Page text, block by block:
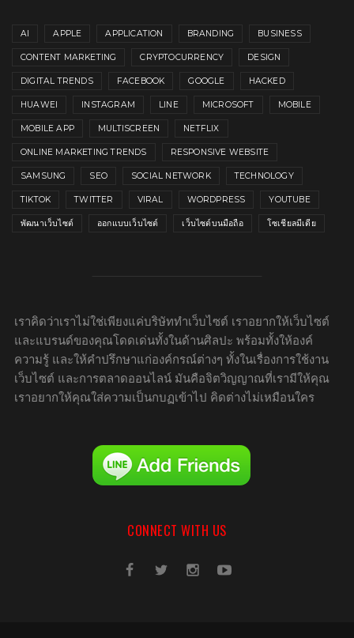
AI APPLE APPLICATION BRANDING BUSINESS
CONTENT MARKETING CRYPTOCURRENCY DESIGN
DIGITAL TRENDS FACEBOOK GOOGLE HACKED
HUAWEI INSTAGRAM LINE MICROSOFT MOBILE
MOBILE APP MULTISCREEN NETFLIX
ONLINE MARKETING TRENDS RESPONSIVE WEBSITE
SAMSUNG SEO SOCIAL NETWORK TECHNOLOGY
TIKTOK TWITTER VIRAL WORDPRESS YOUTUBE
พัฒนาเว็บไซต์ ออกแบบเว็บไซต์ เว็บไซต์บนมือถือ โซเชียลมีเดีย
เราคิดว่าเราไม่ใช่เพียงแค่บริษัททำเว็บไซต์ เราอยากให้เว็บไซต์
และแบรนด์ของคุณโดดเด่นทั้งในด้านศิลปะ พร้อมทั้งให้องค์
ความรู้ และให้คำปรึกษาแก่องค์กรณ์ต่างๆ ทั้งในเรื่องการใช้งาน
เว็บไซต์ และการตลาดออนไลน์ มันคือจิตวิญญาณที่เรามีให้คุณ
เราอยากให้คุณใส่ความเป็นกบฏเข้าไป คิดต่างไม่เหมือนใคร
CONNECT WITH US